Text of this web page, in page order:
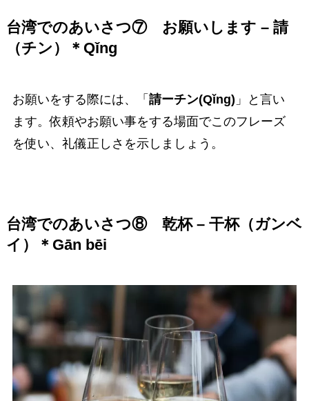
台湾でのあいさつ⑦ お願いします – 請
（チン）＊Qǐng
お願いをする際には、「 請ーチン(Qǐng) 」と言い
ます。依頼やお願い事をする場面でこのフレーズ
を使い、礼儀正しさを示しましょう。
台湾でのあいさつ⑧ 乾杯 – 干杯（ガンベ
イ）＊Gān bēi